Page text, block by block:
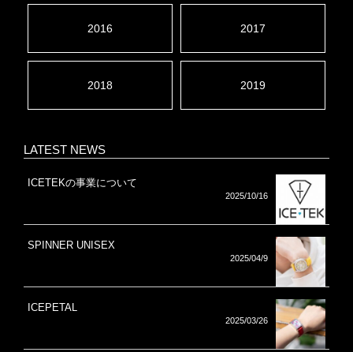
2016 2017
2018 2019
LATEST NEWS
ICETEKの事業について
2025/10/16
SPINNER UNISEX
2025/04/9
ICEPETAL
2025/03/26